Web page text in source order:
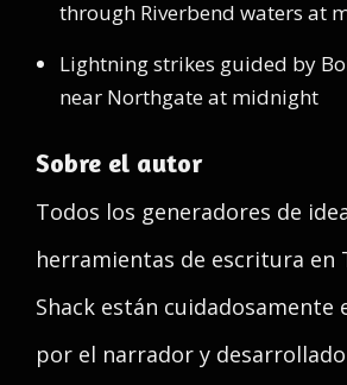
through Riverbend waters at
Lightning strikes guided by
near Northgate at midnight
Sobre el autor
Todos los generadores de
herramientas de escritura en
Shack están cuidadosamente
por el narrador y